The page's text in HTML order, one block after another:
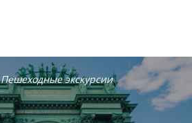
Пешеходные экскурсии